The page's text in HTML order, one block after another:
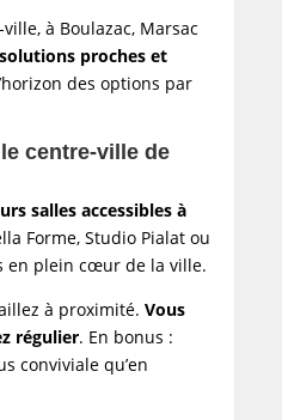
à Boulazac, Marsac
proches et
des options par
centre-ville de
salles accessibles à
Forme, Studio Pialat ou
en plein cœur de la ville.
à proximité.Vous
régulier. En bonus :
conviviale qu’en